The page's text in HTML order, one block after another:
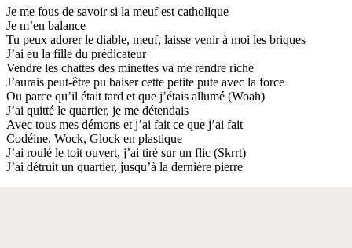
Je me fous de savoir si la meuf est catholique
Je m’en balance
Tu peux adorer le diable, meuf, laisse venir à moi les briques
J’ai eu la fille du prédicateur
Vendre les chattes des minettes va me rendre riche
J’aurais peut-être pu baiser cette petite pute avec la force
Ou parce qu’il était tard et que j’étais allumé (Woah)
J’ai quitté le quartier, je me détendais
Avec tous mes démons et j’ai fait ce que j’ai fait
Codéine, Wock, Glock en plastique
J’ai roulé le toit ouvert, j’ai tiré sur un flic (Skrrt)
J’ai détruit un quartier, jusqu’à la dernière pierre